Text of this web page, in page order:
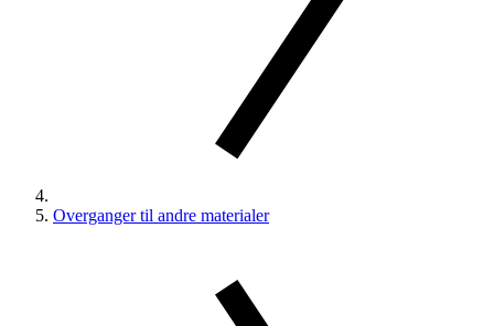
Overganger til andre materialer